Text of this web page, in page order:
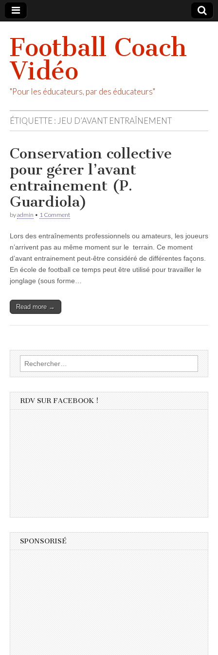
Football Coach
Vidéo
"Pour les éducateurs, par des éducateurs"
ÉTIQUETTE : JEU D’AVANT ENTRAÎNEMENT
Conservation collective
pour gérer l’avant
entrainement (P.
Guardiola)
byadmin • 1 Comment
Lors des entraînements professionnels ou amateurs, les joueurs
n’arrivent pas au même moment sur le terrain. Ce moment
d’avant entrainement peut-être considéré de différentes façons.
En école de football ce temps peut être utilisé pour travailler le
jonglage (sous forme…
Read more →
Rechercher :
RDV SUR FACEBOOK !
SPONSORISÉ